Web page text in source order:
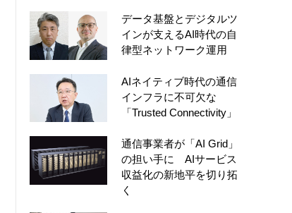
データ基盤とデジタルツ
インが支えるAI時代の自
律型ネットワーク運用
AIネイティブ時代の通信
インフラに不可欠な
「Trusted Connectivity」
通信事業者が「AI Grid」
の担い手に AIサービス
収益化の新地平を切り拓
く